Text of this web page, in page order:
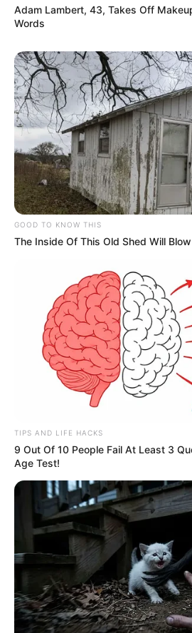
„Kontinental '25” –
Akcja nowego filmu Radu Jude
stolicy Transylwanii – Klużu.
jako komorniczka i ma do
Iona. Mężczyzna jest byłym
popadł w alkoholizm i
czasu nie mogąc znaleźć sobie
schronienia.
Adam Lambert, 43, Takes Off
Words
GOOD TO KNOW THIS
The Inside Of This Old Shed Will
TIPS AND LIFE HACKS
9 Out Of 10 People Fail At Least 3
Age Test!